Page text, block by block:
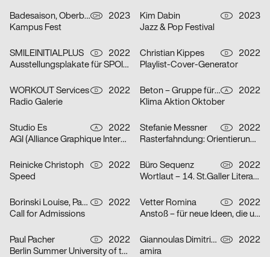
Badesaison, Oberberger Moriz CH
2023
Kampus Fest
Kim Dabin D
2023
Jazz & Pop Festival
SMILEINITIALPLUS D
2022
Ausstellungsplakate für SPOILER Aktionsraum in Berlin
Christian Kippes D
2022
Playlist-Cover-Generator
WORKOUT Services D
2022
Radio Galerie
Beton – Gruppe für Gestaltung A
2022
Klima Aktion Oktober
Studio Es A
2022
AGI (Alliance Graphique Internationale)
Stefanie Messner D
2022
Rasterfahndung: Orientierung & Chaos
Reinicke Christoph D
2022
Speed
Büro Sequenz CH
2022
Wortlaut – 14. St.Galler Literaturfestival
Borinski Louise, Paula Buškevica D
2022
Call for Admissions
Vetter Romina D
2022
Anstoß – für neue Ideen, die unsere Stadt verändern
Paul Pacher D
2022
Berlin Summer University of the Arts 2023
Giannoulas Dimitris, Dhillon Amrit CH
2022
amira